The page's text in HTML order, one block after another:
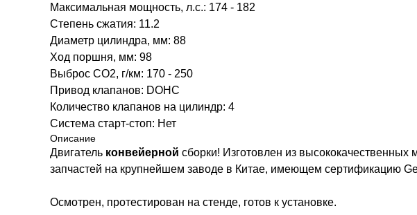
Максимальная мощность, л.с.: 174 - 182
Степень сжатия: 11.2
Диаметр цилиндра, мм: 88
Ход поршня, мм: 98
Выброс CO2, г/км: 170 - 250
Привод клапанов: DOHC
Количество клапанов на цилиндр: 4
Система старт-стоп: Нет
Описание
Двигатель конвейерной сборки! Изготовлен из
запчастей на крупнейшем заводе в Китае, имеющем сертификацию
Осмотрен, протестирован на стенде, готов к установке.